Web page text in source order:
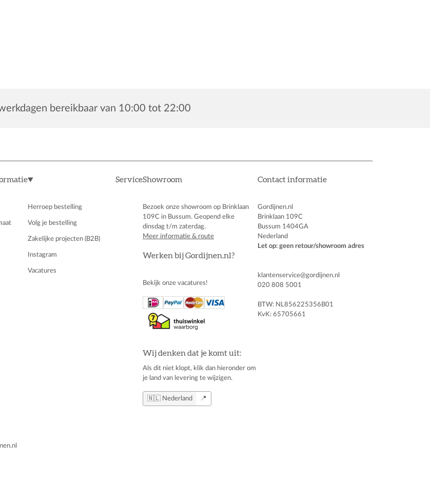
bereikbaar van 10:00 tot 22:00
Showroom
Bezoek onze showroom op Brinklaan
109C in Bussum. Geopend elke
dinsdag t/m zaterdag.
Meer informatie & route
Werken bij Gordijnen.nl?
Bekijk onze vacatures!
Wij denken dat je komt uit:
Als dit niet klopt, klik dan hieronder om
je land van levering te wijzigen.
🇳🇱 Nederland 📍
Contact informatie
Gordijnen.nl
Brinklaan 109C
Bussum 1404GA
Nederland
Let op: geen retour/showroom adres
klantenservice@gordijnen.nl
020 808 5001
BTW: NL856225356B01
KvK: 65705661
Service
Herroep bestelling
Volg je bestelling
Zakelijke projecten (B2B)
Instagram
Vacatures